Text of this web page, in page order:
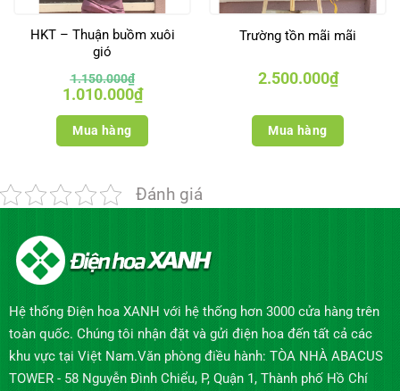
HKT – Thuận buồm xuôi
gió
1.150.000₫
Giá
gốc
là:
1.150.000₫.
1.010.000₫Giá
hiện
tại
Mua hàng
Trường tồn mãi mãi
2.500.000₫
Mua hàng
Đánh giá
Hệ thống Điện hoa XANH với hệ thống hơn 3000 cửa hàng trên
toàn quốc. Chúng tôi nhận đặt và gửi điện hoa đến tất cả các
khu vực tại Việt Nam.Văn phòng điều hành: TÒA NHÀ ABACUS
TOWER - 58 Nguyễn Đình Chiểu, P, Quận 1, Thành phố Hồ Chí